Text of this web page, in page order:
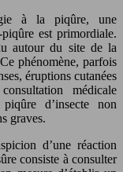
à la piqûre, une
est primordiale.
autour du site de la
phénomène, parfois
éruptions cutanées
médicale
d’insecte non
graves.
d’une réaction
consiste à consulter